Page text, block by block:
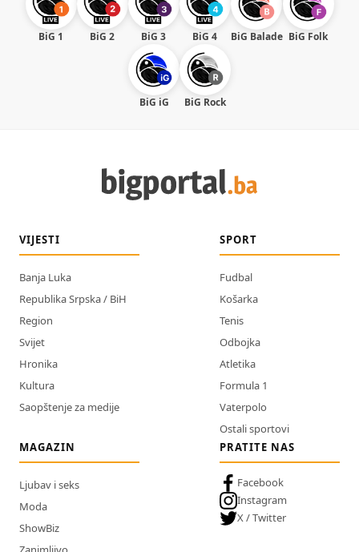
BiG 1 BiG 2 BiG 3 BiG 4 BiG Balade BiG Folk
BiG iG BiG Rock
VIJESTI
Banja Luka
Republika Srpska / BiH
Region
Svijet
Hronika
Kultura
Saopštenje za medije
SPORT
Fudbal
Košarka
Tenis
Odbojka
Atletika
Formula 1
Vaterpolo
Ostali sportovi
MAGAZIN
Ljubav i seks
Moda
ShowBiz
PRATITE NAS
Facebook
Instagram
X / Twitter